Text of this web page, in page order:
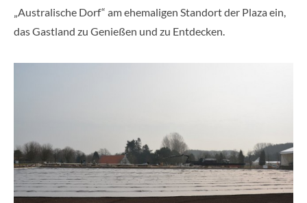
„Australische Dorf“ am ehemaligen Standort der Plaza ein,
das Gastland zu Genießen und zu Entdecken.